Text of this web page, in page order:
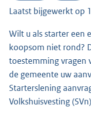
Laatst bijgewerkt op
Wilt u als starter een eerste huis kopen maar krijgt u de
koopsom niet rond?
toestemming vragen
de gemeente uw
Starterslening
Volkshuisvesting